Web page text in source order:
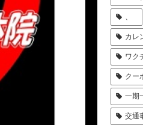
、
カレ
ワク
クー
一期
交通